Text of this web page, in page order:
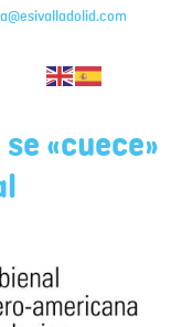
«cuece»